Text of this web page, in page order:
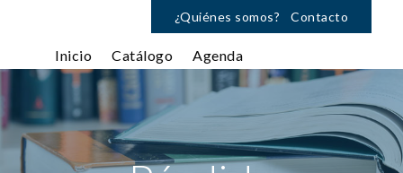
¿Quiénes somos? Contacto
Inicio Catálogo Agenda